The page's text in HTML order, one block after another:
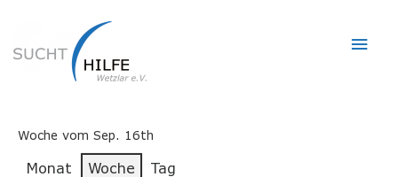
Woche vom Sep. 16th
Monat Woche
Tag